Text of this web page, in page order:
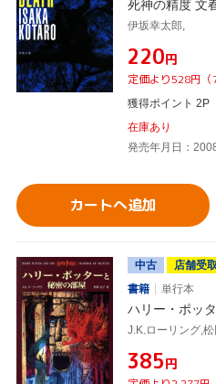
死神の精度 文
伊坂幸太郎,
¥220円
定価より528円（
獲得ポイント 2P
在庫あり
発売年月日：
カートへ追加
中古
店舗受
書籍
単行本
ハリー・ポッ
J.K.ローリング,
¥385円